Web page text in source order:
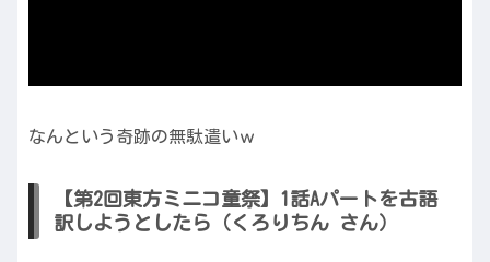
なんという奇跡の無駄遣いｗ
【第2回東方ミニコ童祭】1話Aパートを古語
訳しようとしたら（くろりちん さん）